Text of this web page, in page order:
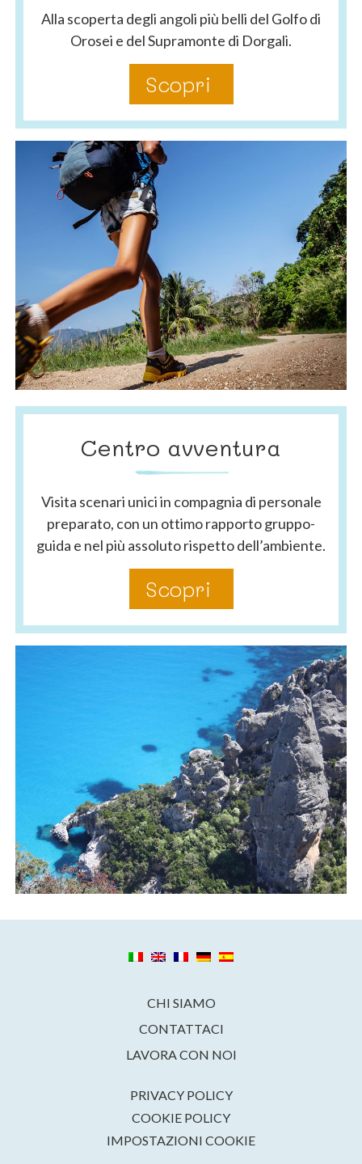
Alla scoperta degli angoli più belli del Golfo di
Orosei e del Supramonte di Dorgali.
Scopri
Centro avventura
Visita scenari unici in compagnia di personale
preparato, con un ottimo rapporto gruppo-
guida e nel più assoluto rispetto dell’ambiente.
Scopri
CHI SIAMO
CONTATTACI
LAVORA CON NOI
PRIVACY POLICY
COOKIE POLICY
IMPOSTAZIONI COOKIE